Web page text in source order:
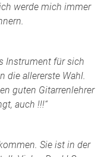
werde mich immer
Instrument für sich
die allererste Wahl.
guten Gitarrenlehrer
auch !!!“
Sie ist in der